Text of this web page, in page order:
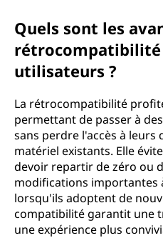
Quels sont les
rétrocompatibilité
utilisateurs ?
La rétrocompatibilité
permettant de passer à
sans perdre l'accès à leurs
matériel existants. Elle
devoir repartir de zéro ou
modifications importantes
lorsqu'ils adoptent de
compatibilité garantit une
une expérience plus